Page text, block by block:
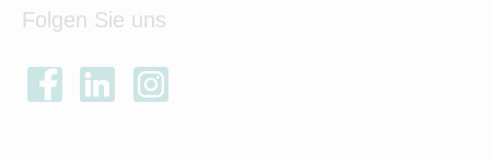
Folgen Sie uns